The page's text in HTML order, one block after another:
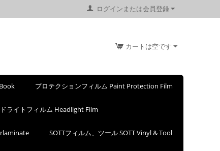
ログインまたは会員登録
カートは空です
プロテクションフィルム Paint Protection Film
ライトフィルム Headlight Film
SOTTフィルム、ツール SOTT Vinyl & Tool